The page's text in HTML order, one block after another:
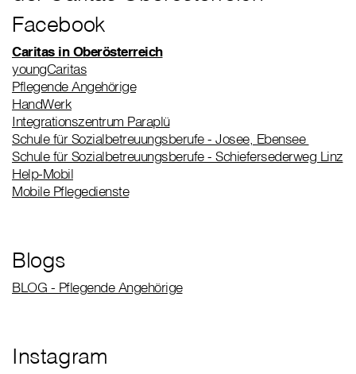
Facebook
Caritas in Oberösterreich
youngCaritas
Pflegende Angehörige
HandWerk
Integrationszentrum Paraplü
Schule für Sozialbetreuungsberufe - Josee, Ebensee
Schule für Sozialbetreuungsberufe - Schiefersederweg Linz
Help-Mobil
Mobile Pflegedienste
Blogs
BLOG - Pflegende Angehörige
Instagram